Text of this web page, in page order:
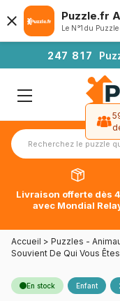
247 81 7
Livraison offerte dès
avec Mondial
Accueil > Puzzles -
Souvient De Qui Vous
En stock Enfant
Puzzle.fr
Le N°1 du